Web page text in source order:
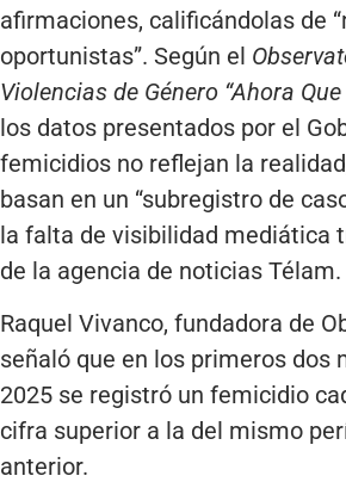
afirmaciones, calificándolas de
oportunistas”. Según el
Violencias de Género “Ahora Que
los datos presentados por el
femicidios no reflejan la
basan en un “subregistro de
la falta de visibilidad mediática
de la agencia de noticias Télam.
Raquel Vivanco, fundadora de
señaló que en los primeros dos
2025 se registró un femicidio
cifra superior a la del mismo
anterior.